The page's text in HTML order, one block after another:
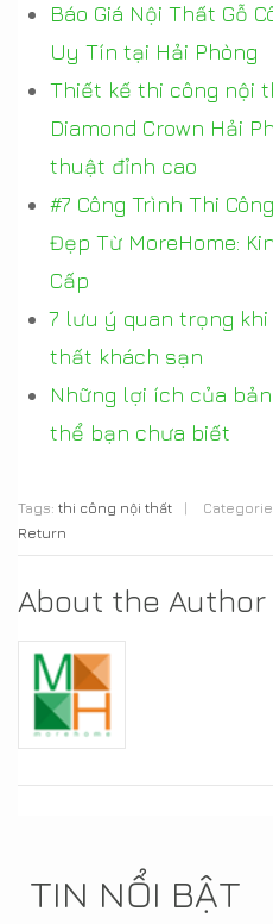
Báo Giá Nội Thất Gỗ
Uy Tín tại Hải Phòng
Thiết kế thi công nội
Diamond Crown Hải
thuật đỉnh cao
#7 Công Trình Thi
Đẹp Từ MoreHome:
Cấp
7 lưu ý quan trọng
thất khách sạn
Những lợi ích của
thể bạn chưa biết
Tags: thi công nội thất |
Return
About the Author
TIN NỔI BẬT